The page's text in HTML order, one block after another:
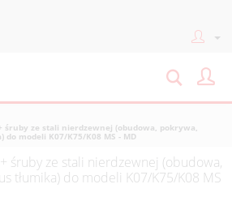
śruby ze stali nierdzewnej (obudowa, pokrywa,
modeli K07/K75/K08 MS - MD
śruby ze stali nierdzewnej (obudowa,
tłumika) do modeli K07/K75/K08 MS